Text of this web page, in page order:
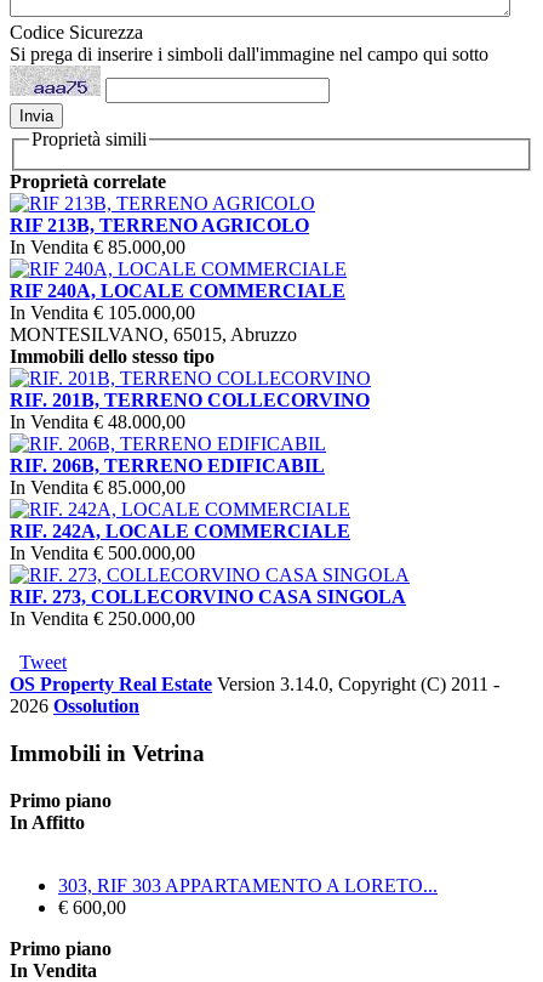
Codice Sicurezza
Si prega di inserire i simboli dall'immagine nel campo qui sotto
Proprietà simili
Proprietà correlate
RIF 213B, TERRENO AGRICOLO
In Vendita € 85.000,00
RIF 240A, LOCALE COMMERCIALE
In Vendita € 105.000,00
MONTESILVANO, 65015, Abruzzo
Immobili dello stesso tipo
RIF. 201B, TERRENO COLLECORVINO
In Vendita € 48.000,00
RIF. 206B, TERRENO EDIFICABIL
In Vendita € 85.000,00
RIF. 242A, LOCALE COMMERCIALE
In Vendita € 500.000,00
RIF. 273, COLLECORVINO CASA SINGOLA
In Vendita € 250.000,00
Tweet
OS Property Real Estate Version 3.14.0, Copyright (C) 2011 -
2026 Ossolution
Immobili in Vetrina
Primo piano
In Affitto
303, RIF 303 APPARTAMENTO A LORETO...
€ 600,00
Primo piano
In Vendita